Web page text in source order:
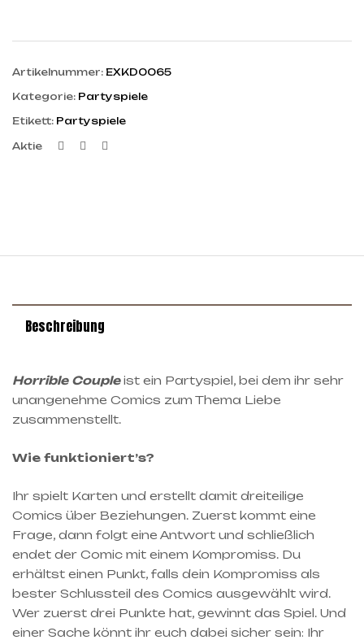
Artikelnummer: EXKD0065
Kategorie: Partyspiele
Etikett: Partyspiele
Aktie Facebook
Twitter
Beschreibung
Horrible Coupleist ein Partyspiel, bei dem ihr sehr
unangenehme Comics zum Thema Liebe
zusammenstellt.
Wie funktioniert’s?
Ihr spielt Karten und erstellt damit dreiteilige
Comics über Beziehungen. Zuerst kommt eine
Frage, dann folgt eine Antwort und schließlich
endet der Comic mit einem Kompromiss. Du
erhältst einen Punkt, falls dein Kompromiss als
bester Schlussteil des Comics ausgewählt wird.
Wer zuerst drei Punkte hat, gewinnt das Spiel. Und
einer Sache könnt ihr euch dabei sicher sein: Ihr